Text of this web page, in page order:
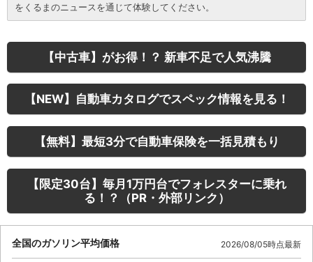
をくるまのニュースを通じて体験してください。
【中古車】がお得！？ 新車不足で人気沸騰
【NEW】自動車カタログでスペック情報を見る！
【無料】最短3分で自動車保険を一括見積もり
【限定30台】毎月1万円台でフォレスターに乗れ
る！？（PR・外部リンク）
全国のガソリン平均価格 2026/08/05時点最新